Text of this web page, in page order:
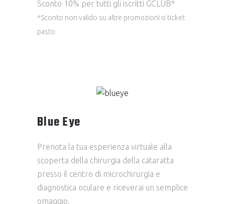
Sconto 10% per tutti gli iscritti GCLUB*
*Sconto non valido su altre promozioni o ticket
pasto
Blue Eye
Prenota la tua esperienza virtuale alla
scoperta della chirurgia della cataratta
presso il centro di microchirurgia e
diagnostica oculare e riceverai un semplice
omaggio.